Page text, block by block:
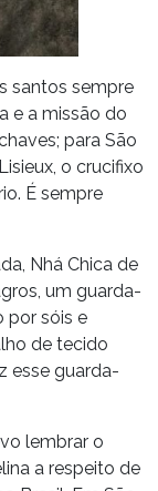
santos sempre
e a missão do
para São
o crucifixo
É sempre
Nhá Chica de
um guarda-
por sóis e
de tecido
esse guarda-
lembrar o
a respeito de